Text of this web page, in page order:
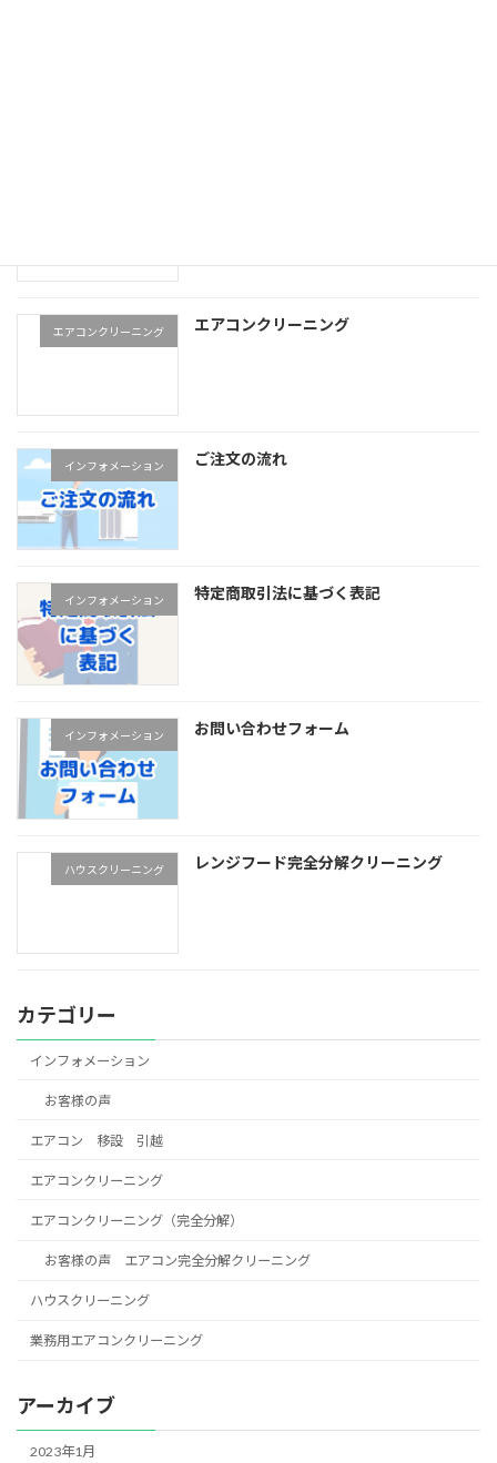
エアコンクリーニング エアコンクリーニング
インフォメーション ご注文の流れ
インフォメーション 特定商取引法に基づく表記
インフォメーション お問い合わせフォーム
ハウスクリーニング レンジフード完全分解クリーニング
カテゴリー
インフォメーション
お客様の声
エアコン 移設 引越
エアコンクリーニング
エアコンクリーニング（完全分解）
お客様の声 エアコン完全分解クリーニング
ハウスクリーニング
業務用エアコンクリーニング
アーカイブ
2023年1月